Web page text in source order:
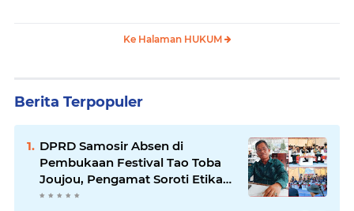
Ke Halaman HUKUM
Berita Terpopuler
DPRD Samosir Absen di
Pembukaan Festival Tao Toba
Joujou, Pengamat Soroti Etika
Birokrasi Pemkab